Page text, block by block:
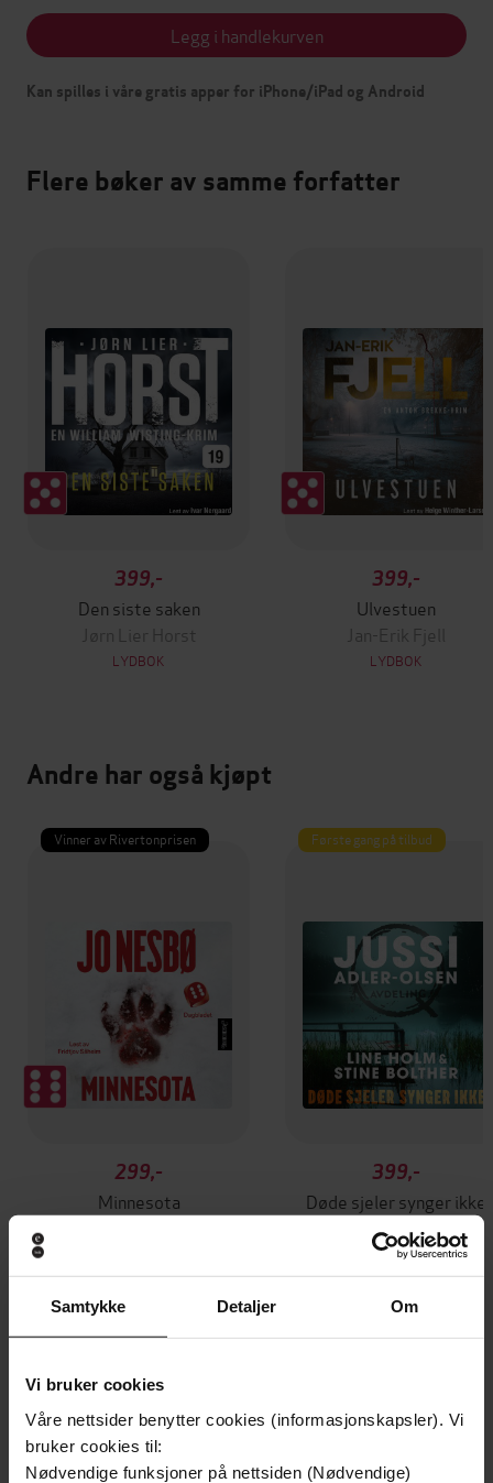
Samtykke Detaljer Om
Vi bruker cookies
Våre nettsider benytter cookies (informasjonskapsler). Vi
bruker cookies til:
Nødvendige funksjoner på nettsiden (Nødvendige)
Legg i handlekurven
Kan spilles i våre gratis apper for iPhone/iPad og Android
Flere bøker av samme forfatter
399,-
Den siste saken
Jørn Lier Horst
LYDBOK
399,-
Ulvestuen
Jan-Erik Fjell
LYDBOK
Andre har også kjøpt
Vinner av Rivertonprisen
299,-
Minnesota
Første gang på tilbud
399,-
Døde sjeler synger ikke
Jussi Adler-Olsen
LYDBOK
Forfattere Jørn Lier Horst
(forfatter),
Forlag Bonnier norsk forlag